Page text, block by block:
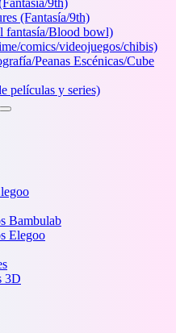
9th)
(Fantasía/9th)
fantasía/Blood bowl)
comics/videojuegos/chibis)
Peanas Escénicas/Cube
películas y series)
Bambulab
Elegoo
3D